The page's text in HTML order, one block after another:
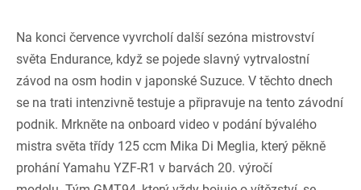
Na konci července vyvrcholí další sezóna mistrovství
světa Endurance, když se pojede slavný vytrvalostní
závod na osm hodin v japonské Suzuce. V těchto dnech
se na trati intenzivně testuje a připravuje na tento závodní
podnik. Mrkněte na onboard video v podání bývalého
mistra světa třídy 125 ccm Mika Di Meglia, který pěkně
prohání Yamahu YZF-R1 v barvách 20. výročí